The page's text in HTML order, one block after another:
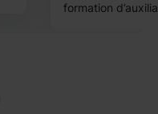
formation